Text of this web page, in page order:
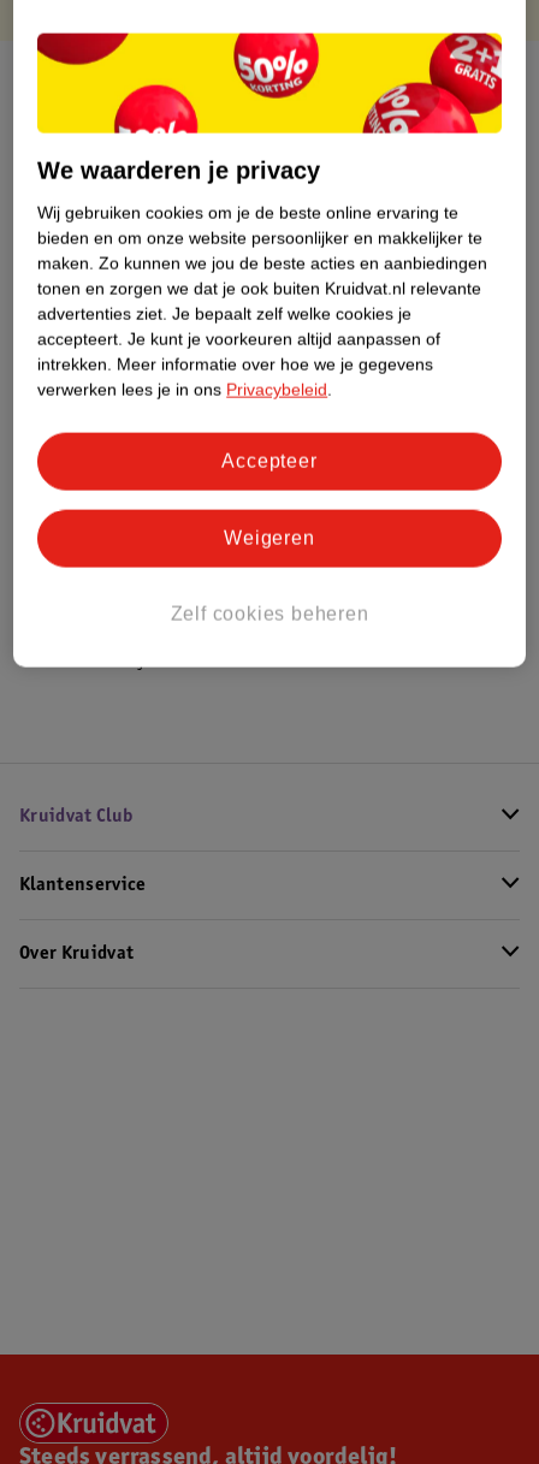
Over dit product
Productinformatie
Etiketinformatie
Nature Impact Score
Dit product heeft (nog) geen Nature
Impact Score.
Meer informatie
Bestel & Bezorginformatie
Bekijk ook
Alle Zacht snoep
Hoe controleren wij de reviews?
Kruidvat Club
Klantenservice
Over Kruidvat
Steeds verrassend, altijd voordelig!
We waarderen je privacy
Wij gebruiken cookies om je de beste online ervaring te
bieden en om onze website persoonlijker en makkelijker te
maken. Zo kunnen we jou de beste acties en aanbiedingen
tonen en zorgen we dat je ook buiten Kruidvat.nl relevante
advertenties ziet. Je bepaalt zelf welke cookies je
accepteert. Je kunt je voorkeuren altijd aanpassen of
intrekken. Meer informatie over hoe we je gegevens
verwerken lees je in ons Privacybeleid.
Zelf cookies beheren
Weigeren
Accepteer